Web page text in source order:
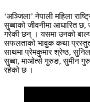
‘अञ्जिला’ नेपाली महिला
सुब्बाको जीवनीमा आधारित
गरेकी छन् । यसमा उनको
सफलताको भावुक कथा
साथमा प्रेमकुमार श्रेष्ठ, सुनिल
सुब्बा, माओत्से गुरुङ, सुमीन
रहेको छ ।